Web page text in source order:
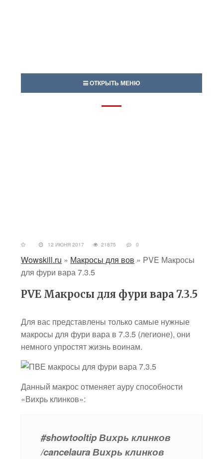
ОТКРЫТЬ МЕНЮ
12 ИЮНЯ 2017 21875 0
Wowskill.ru » Макросы для вов » PVE Макросы
для фури вара 7.3.5
PVE Макросы для фури вара 7.3.5
Для вас представлены только самые нужные
макросы для фури вара в 7.3.5 (легионе), они
немного упростят жизнь воинам.
Данный макрос отменяет ауру способности
«Вихрь клинков»:
#showtooltip Вихрь клинков
/cancelaura Вихрь клинков